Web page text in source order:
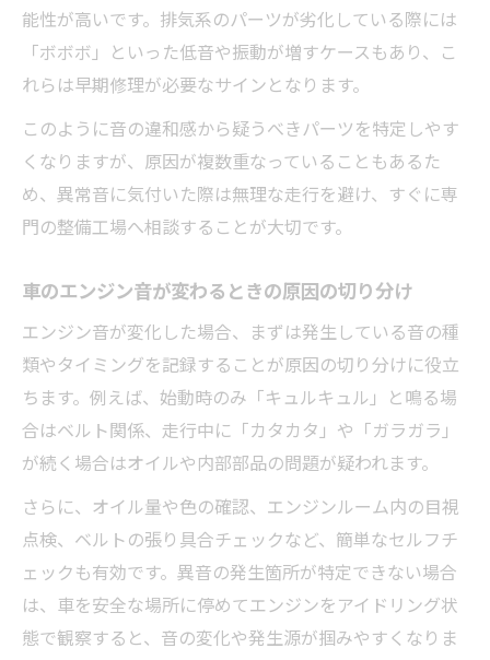
能性が高いです。排気系のパーツが劣化している際には
「ボボボ」といった低音や振動が増すケースもあり、こ
れらは早期修理が必要なサインとなります。
このように音の違和感から疑うべきパーツを特定しやす
くなりますが、原因が複数重なっていることもあるた
め、異常音に気付いた際は無理な走行を避け、すぐに専
門の整備工場へ相談することが大切です。
車のエンジン音が変わるときの原因の切り分け
エンジン音が変化した場合、まずは発生している音の種
類やタイミングを記録することが原因の切り分けに役立
ちます。例えば、始動時のみ「キュルキュル」と鳴る場
合はベルト関係、走行中に「カタカタ」や「ガラガラ」
が続く場合はオイルや内部部品の問題が疑われます。
さらに、オイル量や色の確認、エンジンルーム内の目視
点検、ベルトの張り具合チェックなど、簡単なセルフチ
ェックも有効です。異音の発生箇所が特定できない場合
は、車を安全な場所に停めてエンジンをアイドリング状
態で観察すると、音の変化や発生源が掴みやすくなりま